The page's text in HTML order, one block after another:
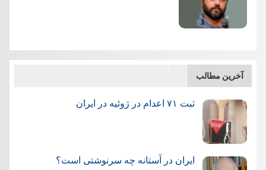
آخرین مطالب
ثبت ۷۱ اعدام در ژوئيه در ایران
ایران در آستانه چه سرنوشتی است؟